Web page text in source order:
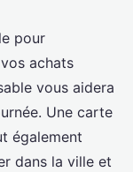
pour
achats
vous aidera
Une carte
également
dans la ville et